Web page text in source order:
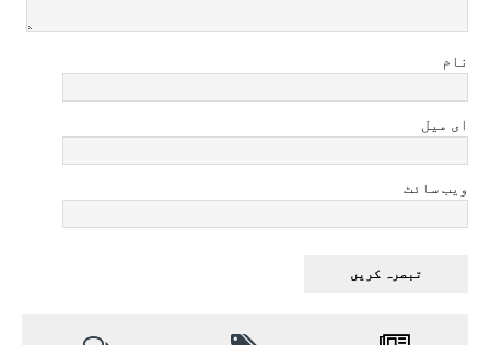
نام
ای میل
ویب سائٹ